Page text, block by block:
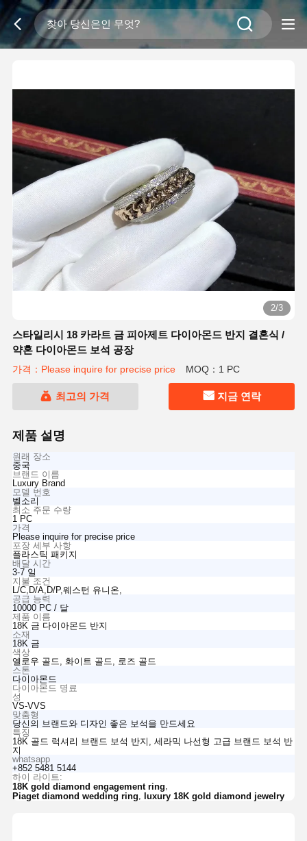
2/3
스타일리시 18 카라트 금 피아제트 다이아몬드 반지 결혼식 /
약혼 다이아몬드 보석 공장
가격：Please inquire for precise price MOQ：1 PC
최고의 가격 지금 연락
제품 설명
원래 장소
중국
브랜드 이름
Luxury Brand
모델 번호
벨소리
최소 주문 수량
1 PC
가격
Please inquire for precise price
포장 세부 사항
플라스틱 패키지
배달 시간
3-7 일
지불 조건
L/C,D/A,D/P,웨스턴 유니온,
공급 능력
10000 PC / 달
제품 이름
18K 금 다이아몬드 반지
소재
18K 금
색상
옐로우 골드, 화이트 골드, 로즈 골드
스톤
다이아몬드
다이아몬드 명료
성
VS-VVS
맞춤형
당신의 브랜드와 디자인 좋은 보석을 만드세요
특징
18K 골드 럭셔리 브랜드 보석 반지, 세라믹 나선형 고급 브랜드 보석 반
지
whatsapp
+852 5481 5144
하이 라이트:
18K gold diamond engagement ring
Piaget diamond wedding ring
luxury 18K gold diamond jewelry